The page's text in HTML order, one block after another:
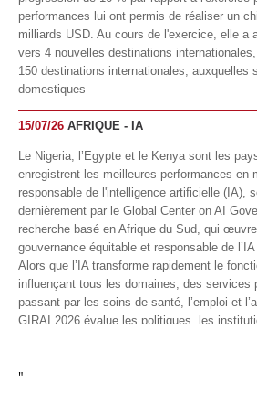
performances lui ont permis de réaliser un
milliards USD. Au cours de l'exercice, elle a
vers 4 nouvelles destinations
150 destinations internationales, auxquelles
domestiques
15/07/26 AFRIQUE - IA
Le Nigeria, l’Egypte et le Kenya sont les
enregistrent les meilleures performances en
responsable de l'intelligence artificielle (IA),
dernièrement par le Global Center on AI
recherche basé en Afrique du Sud, qui
gouvernance équitable et responsable de
Alors que l’IA transforme rapidement le
influençant tous les domaines, des services
passant par les soins de santé, l’emploi et
GIRAI 2026 évalue les politiques, les
conditions générales de gouvernance qui
technologie.
"